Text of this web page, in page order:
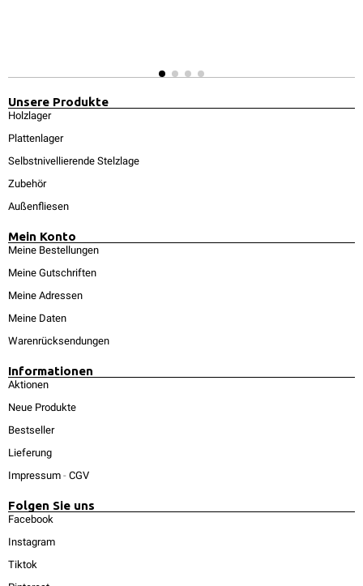
Unsere Produkte
Holzlager
Plattenlager
Selbstnivellierende Stelzlage
Zubehör
Außenfliesen
Mein Konto
Meine Bestellungen
Meine Gutschriften
Meine Adressen
Meine Daten
Warenrücksendungen
Informationen
Aktionen
Neue Produkte
Bestseller
Lieferung
Impressum - CGV
Folgen Sie uns
Facebook
Instagram
Tiktok